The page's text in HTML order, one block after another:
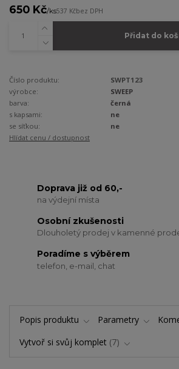
650 Kč/ks537 Kčbez DPH
Přidat do
Číslo produktu:
SWPT123
výrobce:
SWEEP
barva:
černá
s kapsami:
ne
se síťkou:
ne
Hlídat cenu / dostupnost
Doprava již od 60,-
na výdejní místa
Osobní zkušenosti
Dlouholetý prodej v kamenné
Poradíme s výběrem
telefon, e-mail, chat
Popis produktu Parametry
Vytvoř si svůj komplet 7